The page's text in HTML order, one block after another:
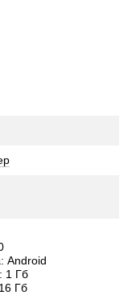
Android
1 Гб
Гб